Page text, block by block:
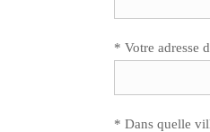
* Votre adresse
* Dans quelle